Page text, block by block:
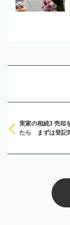
実家の相続3 売却
たら まずは登記